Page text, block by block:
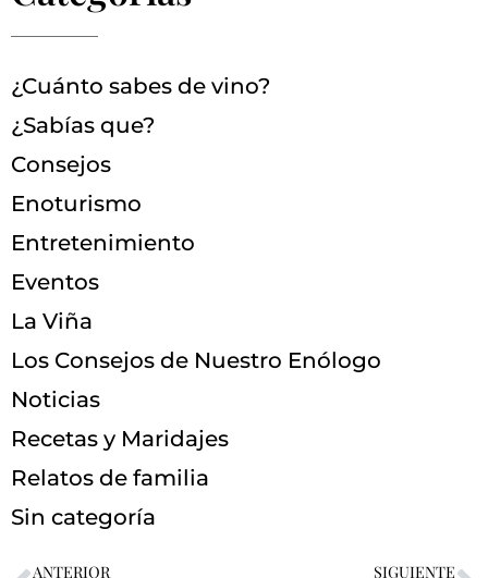
¿Cuánto sabes de vino?
¿Sabías que?
Consejos
Enoturismo
Entretenimiento
Eventos
La Viña
Los Consejos de Nuestro Enólogo
Noticias
Recetas y Maridajes
Relatos de familia
Sin categoría
ANTERIOR SIGUIENTE